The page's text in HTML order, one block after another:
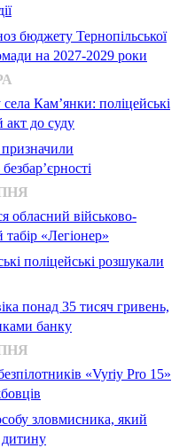
бюджету Тернопільської
на 2027-2029 роки
Кам’янки: поліцейські
акт до суду
призначили
обласний військово-
«Легіонер»
поліцейські розшукали
понад 35 тисяч гривень,
банку
«Vyriy Pro 15»
зловмисника, який